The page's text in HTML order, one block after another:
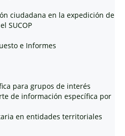
ciudadana en la expedición de
SUCOP
e Informes
para grupos de interés
de información específica por
en entidades territoriales